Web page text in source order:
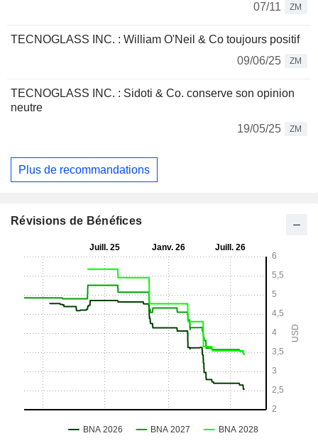
07/11
ZM
TECNOGLASS INC. : William O'Neil & Co toujours positif
09/06/25
ZM
TECNOGLASS INC. : Sidoti & Co. conserve son opinion
neutre
19/05/25
ZM
Plus de recommandations
Révisions de Bénéfices